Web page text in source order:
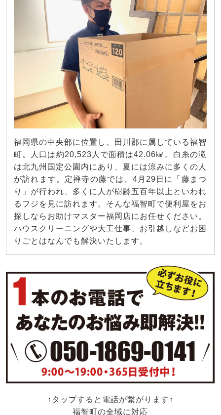
福岡県の中央部に位置し、田川郡に属している福智
町。人口は約20,523人で面積は42.06㎢。白糸の滝
は北九州国定公園内にあり、夏には涼みに多くの人
が訪れます。定禅寺の藤では、4月29日に「藤まつ
り」が行われ、多くに人が樹齢五百年以上といわれ
るフジを見に訪れます。そんな福智町で便利屋をお
探しならお助けマスター福岡店にお任せください。
ハウスクリーニングや大工仕事、お引越しなどお困
りごとはなんでも解決いたします。
↑タップすると電話が繋がります↑
福智町の全域に対応